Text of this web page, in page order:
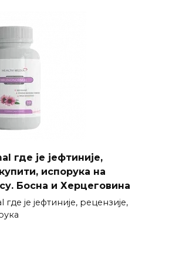
где је јефтиније,
испорука на
Босна и Херцеговина
је јефтиније, рецензије,